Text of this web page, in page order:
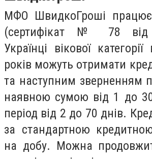
МФО ШвидкоГроші
(сертифікат № 78 від
Українці вікової
років можуть отримати
та наступним зверненням
наявною сумою від 1 до
період від 2 до 70 днів.
за стандартною
на добу. Можна